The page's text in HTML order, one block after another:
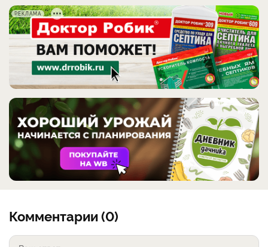
РЕКЛАМА
Комментарии (0)